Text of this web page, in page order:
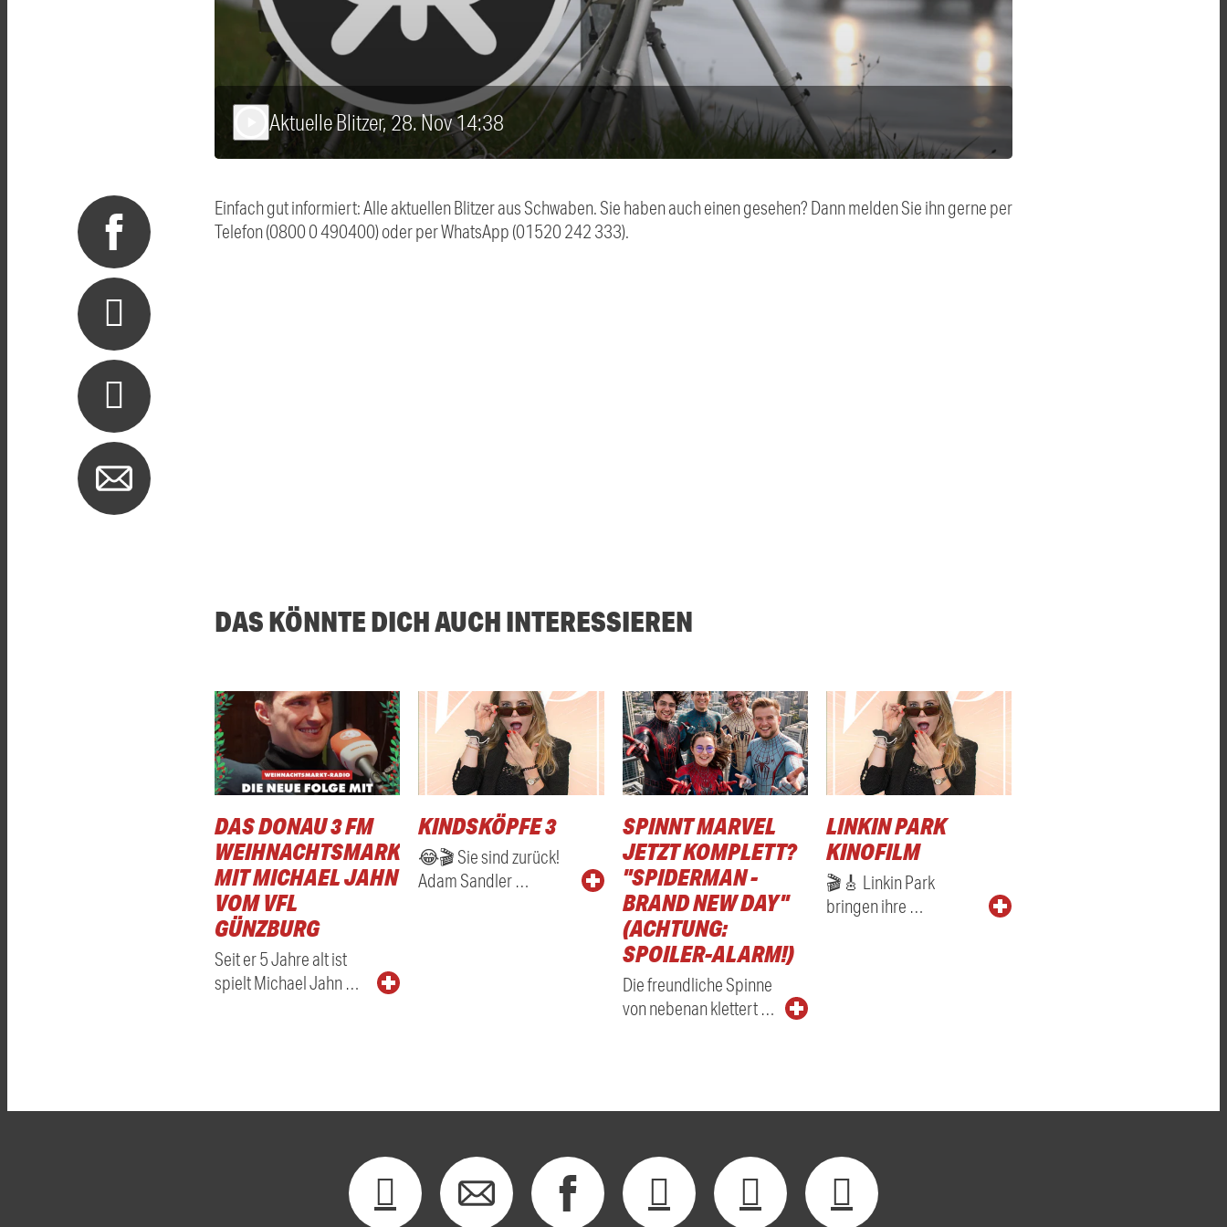
Aktuelle Blitzer, 28. Nov 14:38
Einfach gut informiert: Alle aktuellen Blitzer aus Schwaben. Sie haben auch einen gesehen? Dann melden Sie ihn gerne per
Telefon (0800 0 490400) oder per WhatsApp (01520 242 333).
DAS KÖNNTE DICH AUCH INTERESSIEREN
DAS DONAU 3 FM
WEIHNACHTSMARKTRADIO
MIT MICHAEL JAHN
VOM VFL
GÜNZBURG
Seit er 5 Jahre alt ist
spielt Michael Jahn …
KINDSKÖPFE 3
😂🎬 Sie sind zurück!
Adam Sandler …
SPINNT MARVEL
JETZT KOMPLETT?
"SPIDERMAN -
BRAND NEW DAY"
(ACHTUNG:
SPOILER-ALARM!)
Die freundliche Spinne
von nebenan klettert …
LINKIN PARK
KINOFILM
🎬🎸 Linkin Park
bringen ihre …